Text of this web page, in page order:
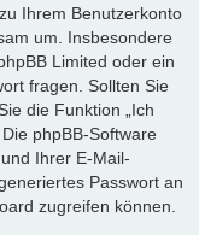
Ihrem Benutzerkonto
um. Insbesondere
Limited oder ein
fragen. Sollten Sie
die Funktion „Ich
phpBB-Software
Ihrer E-Mail-
Passwort an
zugreifen können.